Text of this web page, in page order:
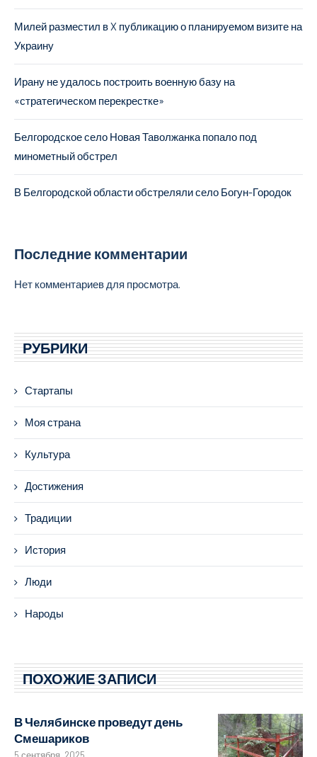
Милей разместил в X публикацию о планируемом визите на
Украину
Ирану не удалось построить военную базу на
«стратегическом перекрестке»
Белгородское село Новая Таволжанка попало под
минометный обстрел
В Белгородской области обстреляли село Богун-Городок
Последние комментарии
Нет комментариев для просмотра.
РУБРИКИ
Стартапы
Моя страна
Культура
Достижения
Традиции
История
Люди
Народы
ПОХОЖИЕ ЗАПИСИ
В Челябинске проведут день
Смешариков
5 сентября, 2025